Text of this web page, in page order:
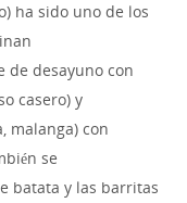
ha sido uno de los
de desayuno con
casero) y
malanga) con
se
batata y las barritas